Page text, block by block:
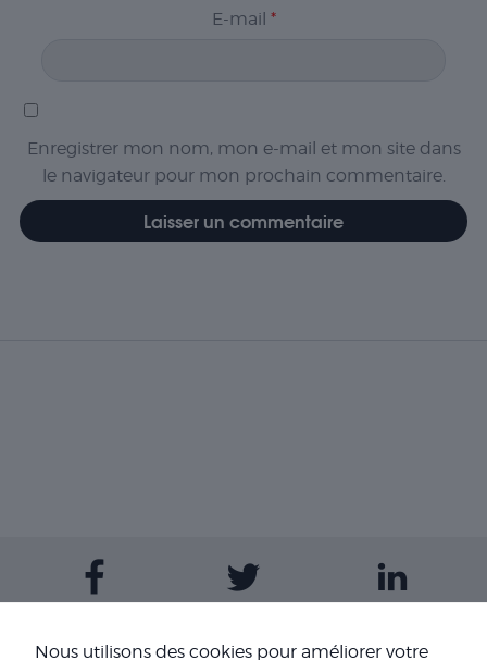
E-mail *
Enregistrer mon nom, mon e-mail et mon site dans
le navigateur pour mon prochain commentaire.
Nous utilisons des cookies pour améliorer votre